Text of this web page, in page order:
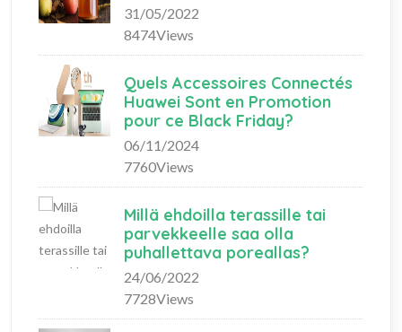
31/05/2022
8474Views
Quels Accessoires Connectés
Huawei Sont en Promotion
pour ce Black Friday?
06/11/2024
7760Views
Millä ehdoilla terassille tai
parvekkeelle saa olla
puhallettava poreallas?
24/06/2022
7728Views